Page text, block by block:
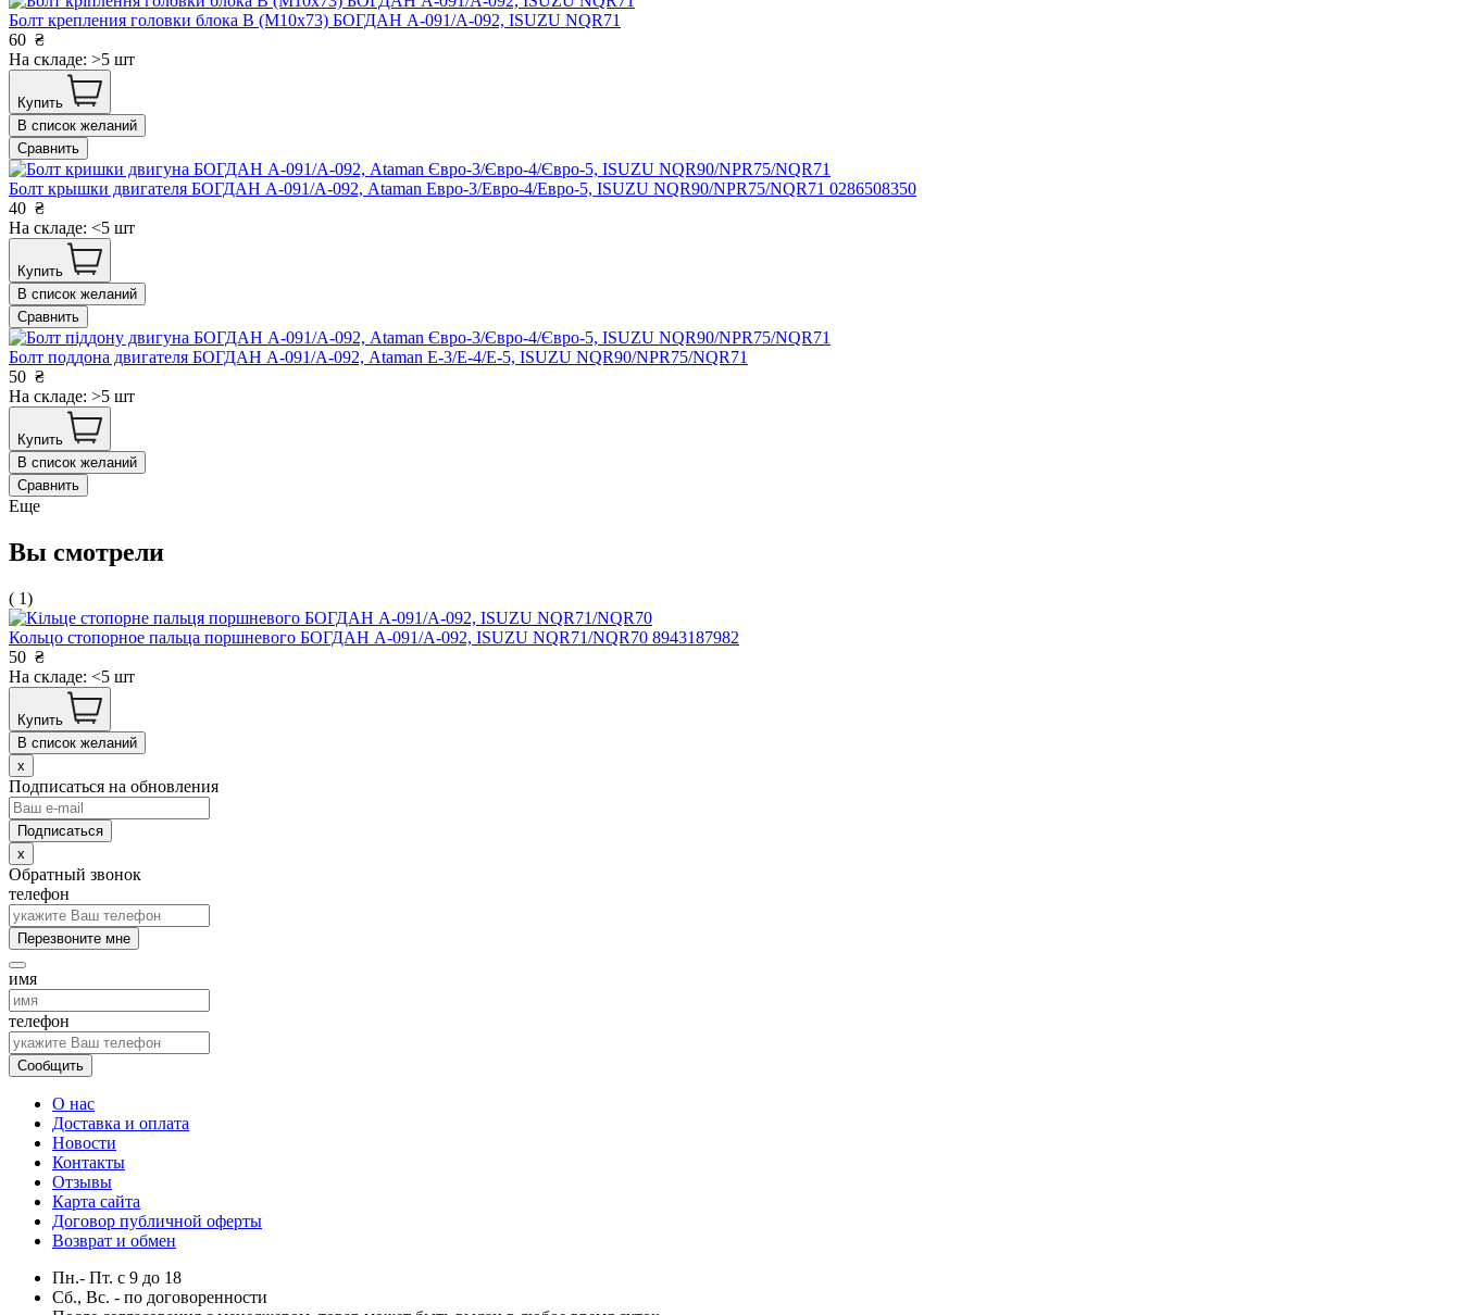
Болт крепления головки блока В (М10х73) БОГДАН А-091/А-092, ISUZU NQR71
60 ₴
На складе: >5 шт
Купить
В список желаний
Сравнить
Болт крышки двигателя БОГДАН А-091/А-092, Ataman Евро-3/Евро-4/Евро-5, ISUZU NQR90/NPR75/NQR71 0286508350
40 ₴
На складе: <5 шт
Купить
В список желаний
Сравнить
Болт поддона двигателя БОГДАН А-091/А-092, Ataman Е-3/Е-4/Е-5, ISUZU NQR90/NPR75/NQR71
50 ₴
На складе: >5 шт
Купить
В список желаний
Сравнить
Еще
Вы смотрели
( 1)
Кольцо стопорное пальца поршневого БОГДАН А-091/А-092, ISUZU NQR71/NQR70 8943187982
50 ₴
На складе: <5 шт
Купить
В список желаний
x
Подписаться на обновления
x
Обратный звонок
телефон
Перезвоните мне
имя
телефон
Сообщить
О нас
Доставка и оплата
Новости
Контакты
Отзывы
Карта сайта
Договор публичной оферты
Возврат и обмен
Пн.- Пт. с 9 до 18
Сб., Вс. - по договоренности